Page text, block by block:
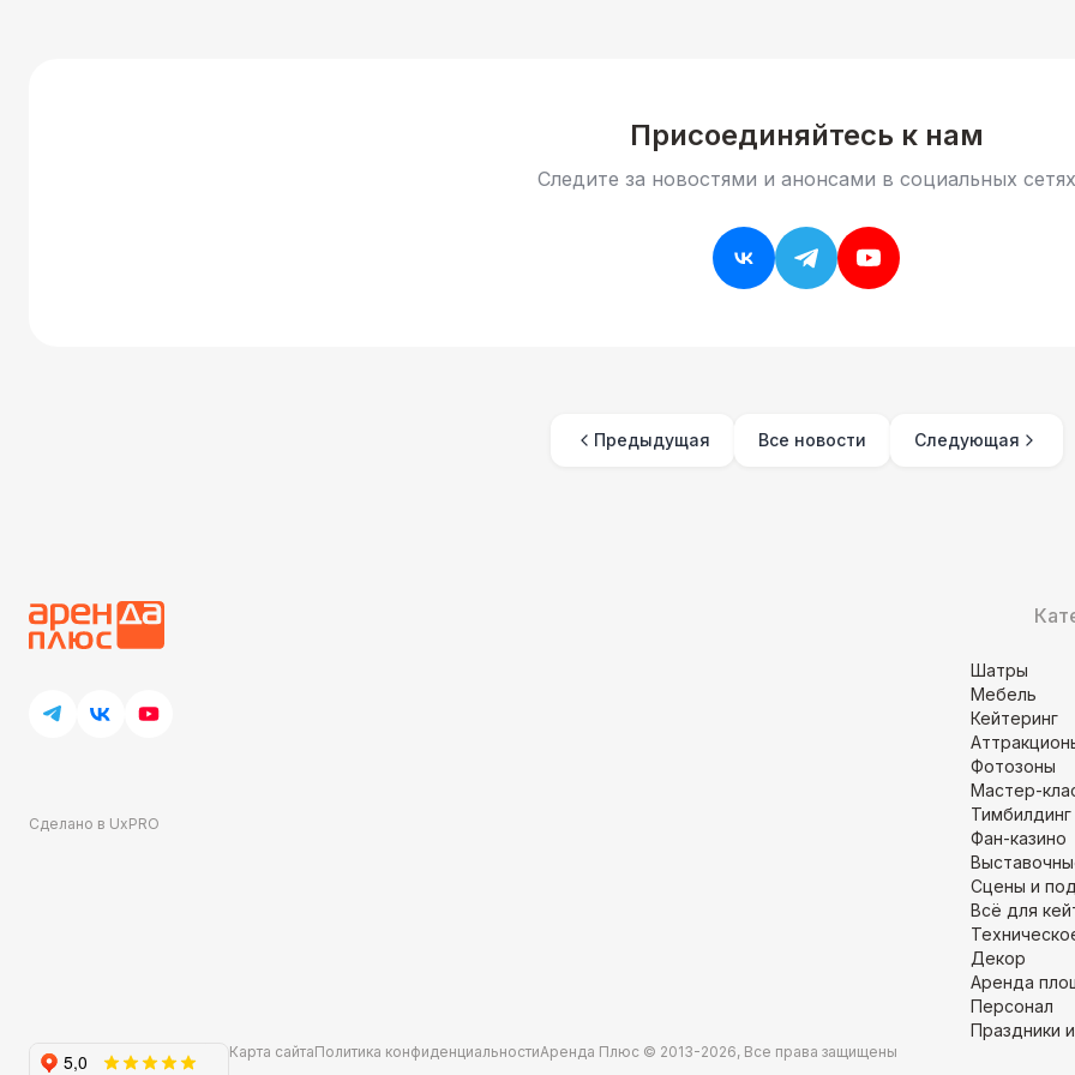
Присоединяйтесь к нам
Следите за новостями и анонсами в социальных сетях
Предыдущая Все новости Следующая
Сделано в UxPRO
Шатры
Мебель
Кейтеринг
Фотозоны
Мастер-
Тимбилдинг
Фан-казино
Сцены и
Всё для
Декор
Аренда
Персонал
Праздники
Карта сайтаПолитика конфиденциальностиАренда Плюс © 2013-2026, Все права защищены